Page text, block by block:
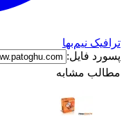
نیم‌بها
فایل:
مشابه